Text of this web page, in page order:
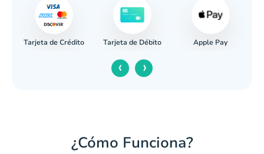
Tarjeta de Crédito Tarjeta de Débito Apple Pay
‹ ›
¿Cómo Funciona?